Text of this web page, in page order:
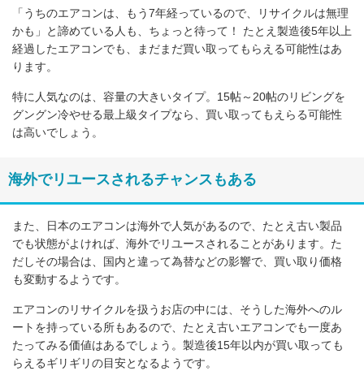
「うちのエアコンは、もう7年経っているので、リサイクルは無理
かも」と諦めている人も、ちょっと待って！ たとえ製造後5年以上
経過したエアコンでも、まだまだ買い取ってもらえる可能性はあ
ります。
特に人気なのは、容量の大きいタイプ。15帖～20帖のリビングを
グングン冷やせる最上級タイプなら、買い取ってもえらる可能性
は高いでしょう。
海外でリユースされるチャンスもある
また、日本のエアコンは海外で人気があるので、たとえ古い製品
でも状態がよければ、海外でリユースされることがあります。た
だしその場合は、国内と違って為替などの影響で、買い取り価格
も変動するようです。
エアコンのリサイクルを扱うお店の中には、そうした海外へのル
ートを持っている所もあるので、たとえ古いエアコンでも一度あ
たってみる価値はあるでしょう。製造後15年以内が買い取っても
らえるギリギリの目安となるようです。